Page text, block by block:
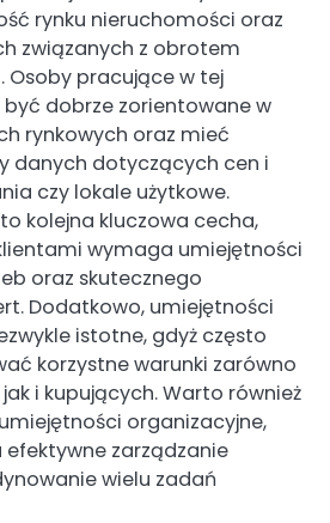
rynku nieruchomości oraz
związanych z obrotem
pracujące w tej
dobrze zorientowane w
rynkowych oraz mieć
danych dotyczących cen i
czy lokale użytkowe.
kolejna kluczowa cecha,
wymaga umiejętności
oraz skutecznego
Dodatkowo, umiejętności
istotne, gdyż często
korzystne warunki zarówno
i kupujących. Warto również
organizacyjne,
zarządzanie
wielu zadań